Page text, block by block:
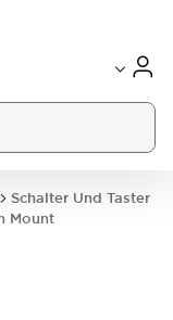
Schalter Und Taster
Mount